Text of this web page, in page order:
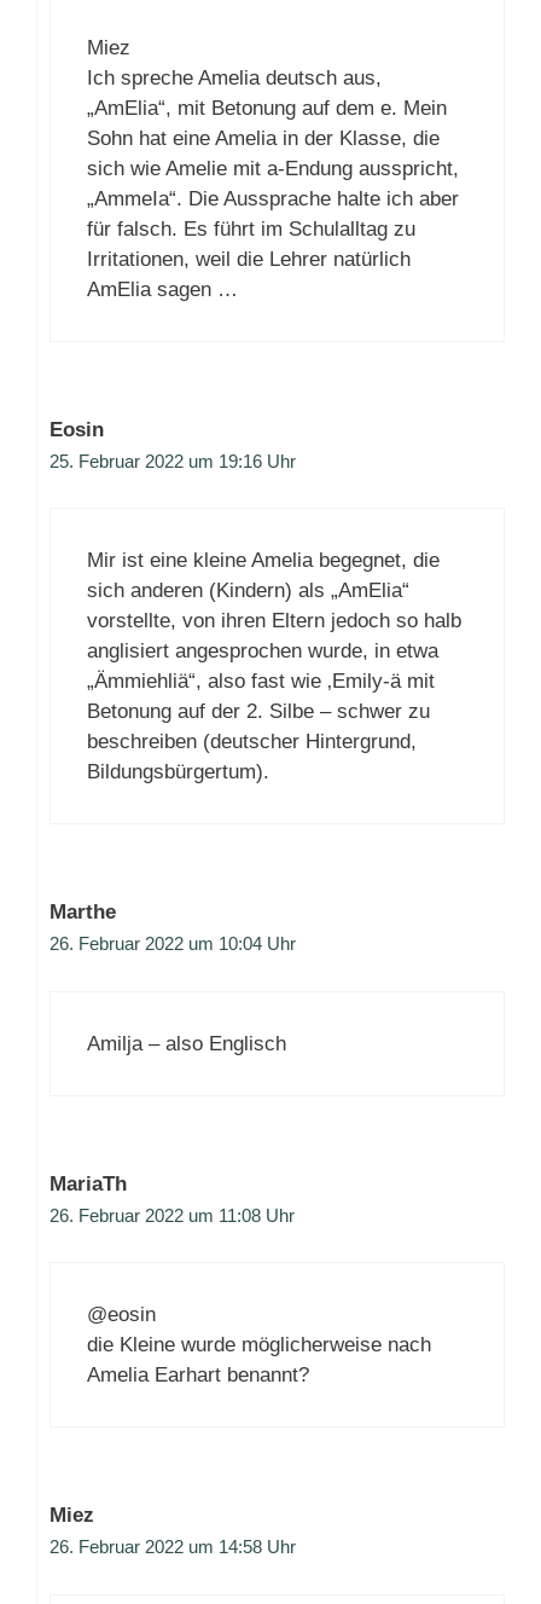
Miez
Ich spreche Amelia deutsch aus,
„AmElia“, mit Betonung auf dem e. Mein
Sohn hat eine Amelia in der Klasse, die
sich wie Amelie mit a-Endung ausspricht,
„AmmeIa“. Die Aussprache halte ich aber
für falsch. Es führt im Schulalltag zu
Irritationen, weil die Lehrer natürlich
AmElia sagen …
Eosin
25. Februar 2022 um 19:16 Uhr
Mir ist eine kleine Amelia begegnet, die
sich anderen (Kindern) als „AmElia“
vorstellte, von ihren Eltern jedoch so halb
anglisiert angesprochen wurde, in etwa
„Ämmiehliä“, also fast wie ‚Emily-ä mit
Betonung auf der 2. Silbe – schwer zu
beschreiben (deutscher Hintergrund,
Bildungsbürgertum).
Marthe
26. Februar 2022 um 10:04 Uhr
Amilja – also Englisch
MariaTh
26. Februar 2022 um 11:08 Uhr
@eosin
die Kleine wurde möglicherweise nach
Amelia Earhart benannt?
Miez
26. Februar 2022 um 14:58 Uhr